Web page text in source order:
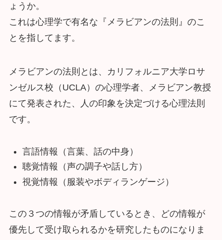
ょうか。
これは心理学で有名な『メラビアンの法則』のこ
とを指してます。
メラビアンの法則とは、カリフォルニア大学ロサ
ンゼルス校（UCLA）の心理学者、メラビアン教授
にて発表された、人の印象を決定づける心理法則
です。
言語情報（言葉、話の中身）
聴覚情報（声の調子や話し方）
視覚情報（服装やボディランゲージ）
この３つの情報が矛盾しているとき、どの情報が
優先して受け取られるかを研究したものになりま